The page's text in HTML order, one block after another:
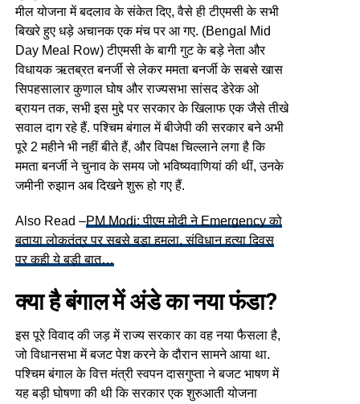
मील योजना में बदलाव के संकेत दिए, वैसे ही टीएमसी के सभी
बिखरे हुए धड़े अचानक एक मंच पर आ गए. (Bengal Mid
Day Meal Row) टीएमसी के बागी गुट के बड़े नेता और
विधायक ऋतब्रत बनर्जी से लेकर ममता बनर्जी के सबसे खास
सिपहसालार कुणाल घोष और राज्यसभा सांसद डेरेक ओ
ब्रायन तक, सभी इस मुद्दे पर सरकार के खिलाफ एक जैसे तीखे
सवाल दाग रहे हैं. पश्चिम बंगाल में बीजेपी की सरकार बने अभी
पूरे 2 महीने भी नहीं बीते हैं, और विपक्ष चिल्लाने लगा है कि
ममता बनर्जी ने चुनाव के समय जो भविष्यवाणियां की थीं, उनके
जमीनी रुझान अब दिखने शुरू हो गए हैं.
Also Read –PM Modi: पीएम मोदी ने Emergency को
बताया लोकतंत्र पर सबसे बड़ा हमला, संविधान हत्या दिवस
पर कही ये बड़ी बात…
क्या है बंगाल में अंडे का नया फंडा?
इस पूरे विवाद की जड़ में राज्य सरकार का वह नया फैसला है,
जो विधानसभा में बजट पेश करने के दौरान सामने आया था.
पश्चिम बंगाल के वित्त मंत्री स्वपन दासगुप्ता ने बजट भाषण में
यह बड़ी घोषणा की थी कि सरकार एक शुरुआती योजना